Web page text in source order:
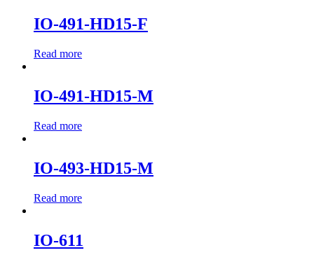
IO-491-HD15-F
Read more
IO-491-HD15-M
Read more
IO-493-HD15-M
Read more
IO-611